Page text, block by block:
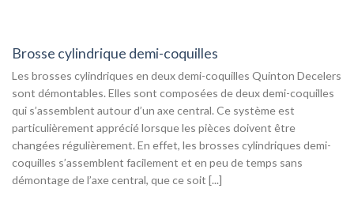
Brosse cylindrique demi-coquilles
Les brosses cylindriques en deux demi-coquilles Quinton Decelers
sont démontables. Elles sont composées de deux demi-coquilles
qui s’assemblent autour d’un axe central. Ce système est
particulièrement apprécié lorsque les pièces doivent être
changées régulièrement. En effet, les brosses cylindriques demi-
coquilles s’assemblent facilement et en peu de temps sans
démontage de l’axe central, que ce soit [...]